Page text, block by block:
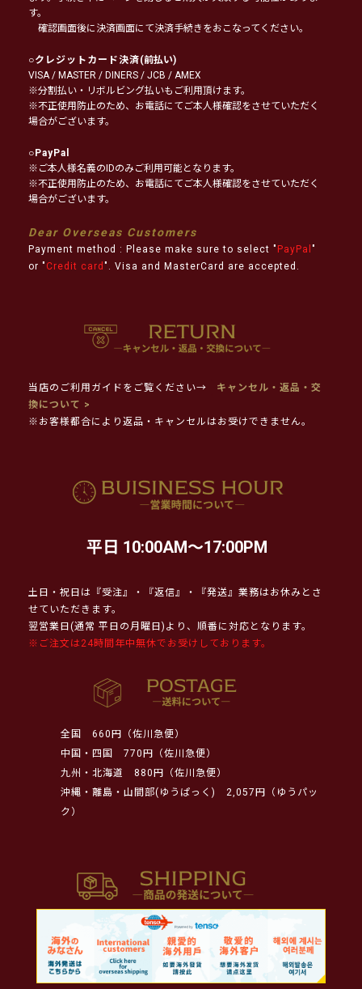
す。
確認画面後に決済画面にて決済手続きをおこなってください。
○クレジットカード決済(前払い)
VISA / MASTER / DINERS / JCB / AMEX
※分割払い・リボルビング払いもご利用頂けます。
※不正使用防止のため、お電話にてご本人様確認をさせていただく
場合がございます。
○PayPal
※ご本人様名義のIDのみご利用可能となります。
※不正使用防止のため、お電話にてご本人様確認をさせていただく
場合がございます。
Dear Overseas Customers
Payment method : Please make sure to select " PayPal "
or " Credit card ". Visa and MasterCard are accepted.
当店のご利用ガイドをご覧ください→
キャンセル・返品・交
換について >
※お客様都合により返品・キャンセルはお受けできません。
平日 10:00AM～17:00PM
土日・祝日は『受注』・『返信』・『発送』業務はお休みとさ
せていただきます。
翌営業日(通常 平日の月曜日)より、順番に対応となります。
※ご注文は24時間年中無休でお受けしております。
全国
660円（佐川急便）
中国・四国
770円（佐川急便）
九州・北海道
880円（佐川急便）
沖縄・離島・山間部(ゆうぱっく)
2,057円（ゆうパッ
ク）